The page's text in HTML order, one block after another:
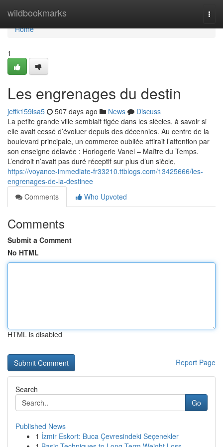
wildbookmarks
Home
Home
1
Les engrenages du destin
jeffk159isa5 507 days ago News
Discuss
La petite grande ville semblait figée dans les siècles, à savoir si
elle avait cessé d’évoluer depuis des décennies. Au centre de la
boulevard principale, un commerce oubliée attirait l’attention par
son enseigne délavée : Horlogerie Vanel – Maître du Temps.
L’endroit n’avait pas duré réceptif sur plus d’un siècle,
https://voyance-immediate-fr33210.ttblogs.com/13425666/les-
engrenages-de-la-destinee
Comments
Who Upvoted
Comments
Submit a Comment
No HTML
HTML is disabled
Report Page
Search
Go
Published News
1 İzmir Eskort: Buca Çevresindeki Seçenekler